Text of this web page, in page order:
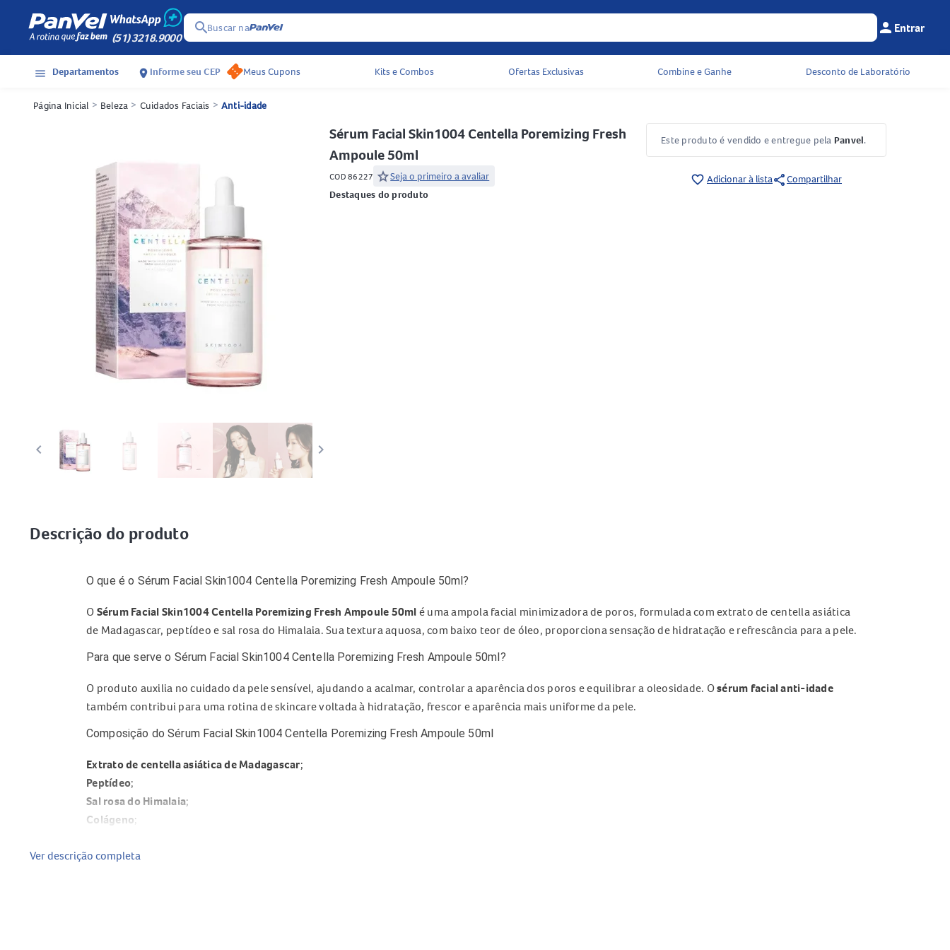
(51) 3218.9000
searchBuscar na Menu do
person Entrar
Acessos rápidos do cabeçalho
menu Departamentos location_on Informe seu CEP Meus Cupons Kits e Combos Ofertas Exclusivas Combine e Ganhe Desconto de Laboratório
Página Inicial > Beleza > Cuidados Faciais > Anti-idade
keyboard_arrow_left keyboard_arrow_right
Sérum Facial Skin1004 Centella Poremizing Fresh
Ampoule 50ml
COD 86227 starSeja o primeiro a avaliar
Destaques do produto
Este produto é vendido e entregue pela Panvel.
favorite_border Adicionar à listashareCompartilhar
Descrição do produto
O que é o Sérum Facial Skin1004 Centella Poremizing Fresh Ampoule 50ml?
O Sérum Facial Skin1004 Centella Poremizing Fresh Ampoule 50ml é uma ampola facial minimizadora de poros, formulada com extrato de centella asiática
de Madagascar, peptídeo e sal rosa do Himalaia. Sua textura aquosa, com baixo teor de óleo, proporciona sensação de hidratação e refrescância para a pele.
Para que serve o Sérum Facial Skin1004 Centella Poremizing Fresh Ampoule 50ml?
O produto auxilia no cuidado da pele sensível, ajudando a acalmar, controlar a aparência dos poros e equilibrar a oleosidade. Osérum facial anti-idade
também contribui para uma rotina de skincare voltada à hidratação, frescor e aparência mais uniforme da pele.
Composição do Sérum Facial Skin1004 Centella Poremizing Fresh Ampoule 50ml
Extrato de centella asiática de Madagascar;
Peptídeo;
Sal rosa do Himalaia;
Colágeno;
Benefícios do Sérum Facial Skin1004 Centella Poremizing Fresh Ampoule 50ml
Ver descrição completa